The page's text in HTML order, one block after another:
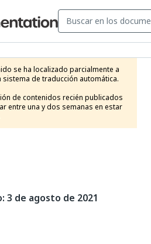
se ha localizado parcialmente a
sistema de traducción automática.
de contenidos recién publicados
entre una y dos semanas en estar
3 de agosto de 2021